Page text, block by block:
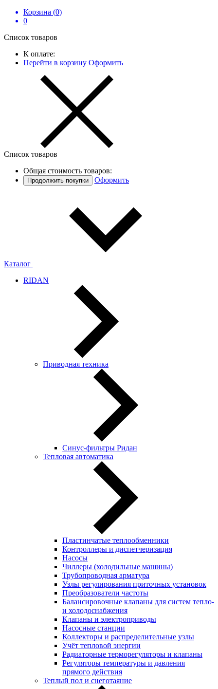
Корзина (0)
0
Список товаров
К оплате:
Перейти в корзину Оформить
Список товаров
Общая стоимость товаров:
Продолжить покупки Оформить
Каталог
RIDAN
Приводная техника
Синус-фильтры Ридан
Тепловая автоматика
Пластинчатые теплообменники
Контроллеры и диспетчеризация
Насосы
Чиллеры (холодильные машины)
Трубопроводная арматура
Узлы регулирования приточных установок
Преобразователи частоты
Балансировочные клапаны для систем тепло-
и холодоснабжения
Клапаны и электроприводы
Насосные станции
Коллекторы и распределительные узлы
Учёт тепловой энергии
Радиаторные терморегуляторы и клапаны
Регуляторы температуры и давления
прямого действия
Теплый пол и снеготаяние